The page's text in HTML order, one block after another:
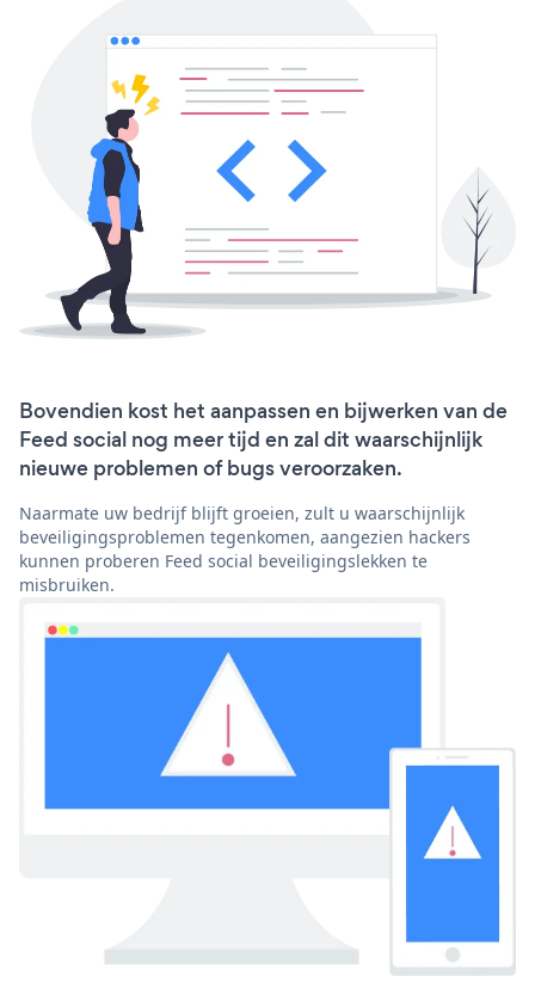
Bovendien kost het aanpassen en bijwerken van de
Feed social nog meer tijd en zal dit waarschijnlijk
nieuwe problemen of bugs veroorzaken.
Naarmate uw bedrijf blijft groeien, zult u waarschijnlijk
beveiligingsproblemen tegenkomen, aangezien hackers
kunnen proberen Feed social beveiligingslekken te
misbruiken.